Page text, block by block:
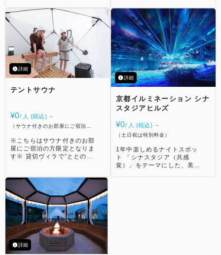
トです。 リニューアルした
「るり湯」では、温泉やス
パ、キッズパークなど盛りだ
くさんの体験をお楽しみいた
だけます。 ①大浴場 男性、
女性別の大浴場の弱放射能温
泉（ラドン温泉）。疲れを癒
し、肩こりをやわらげる天然
温泉。国内有数のラジウム含
関節痛、冷え性、痛風、動脈
ゆったりと入れる陶器のつぼ
湯。 ③水着温泉・温泉プー
ル 水着で入れる男女混浴の
「水着温泉」。 露天風呂や
プール、サウナ、ジェットバ
スなどをご用意。 ※ご自身
岩盤浴 るり湯の岩盤浴は3種
類！ ひだまりの部屋：約40
度。柔らかな明かりと心地よ
いぬくもりの中でゆったりと
お過ごしいただけるリラック
スルーム。 ねころびの部
屋：約50度。心地よいぬく
もりに包まれながら身体の芯
からゆっくりと温めたい方に
おすすめの岩盤浴ルーム。
なインナーアスレチックが登
場！ お天気の悪い日でも楽
しめるスポット。２階から滑
るロング滑り台もおすすめで
す。 営業時間：7:00〜
23:30 料金：無料 ※遊具は
身長130センチまでのお子さ
まのみご利用いただけます。
②あそサンドパーク 室内の
砂場ゾーン。さらさらの砂で
営業時間：7:00〜23:30 料
金：無料 ※ご利用の際は保
をお願いしております。 ③
おままごとハウス おままご
とができる遊具をたくさん用
意したルームです。 営業時
間：7:00〜23:30 料金：無
料 ※ご利用の際は保護者さ
まも同伴いただくことをお願
いしております。 ④のりも
詳細
テントサウナ
¥0/ 人 (税込) ～
（サウナ付きのお部屋にご宿泊の
※こちらはサウナ付きのお部
屋にご宿泊の方限定となりま
す※ 貸切ヴィラで”ととの
る！ 清潔感のある真っ白な
テントサウナ。 自分たちだ
けの空間で……、サウナをご
体験いただけます！ ストー
ブの蒸気でいっぱいになった
サウナで身体を温め、お好き
なタイミングでロウリュウ
も！ デッキで外気浴もよ
し、お部屋についているジャ
グジーで水風呂もよし！ ご
詳細
京都イルミネーション シナ
スタジアヒルズ
¥0/ 人 (税込) ～
（土日祝は特別料金）
1年中楽しめるナイトスポッ
ト 「シナスタジア（共感
覚）」をテーマにした、美し
詳細